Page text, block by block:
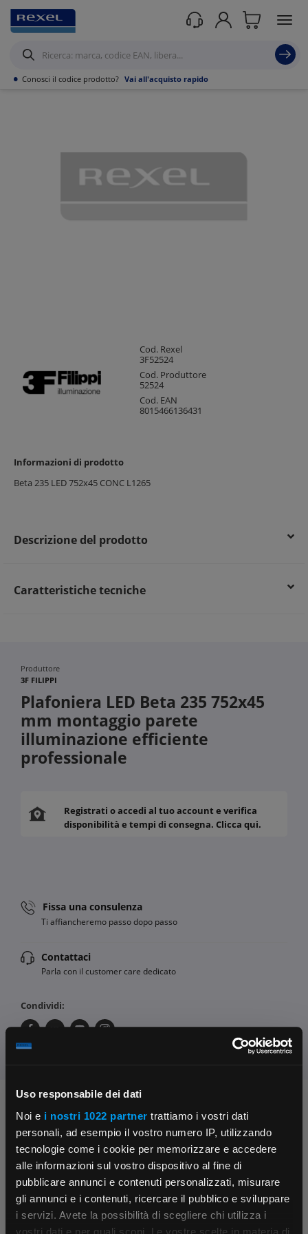
Uso responsabile dei dati
Noi e i nostri 1022 partner trattiamo i vostri dati
personali, ad esempio il vostro numero IP, utilizzando
tecnologie come i cookie per memorizzare e accedere
alle informazioni sul vostro dispositivo al fine di
pubblicare annunci e contenuti personalizzati, misurare
gli annunci e i contenuti, ricercare il pubblico e sviluppare
i servizi. Avete la possibilità di scegliere chi utilizza i
vostri dati e per quali scopi. Le vostre scelte in materia di
• Conosci il codice prodotto? Vai all'acquisto rapido
Prodotti /Illuminazione /Apparecchi stagni/
Cod. Rexel
3F52524
Cod. Produttore
52524
Cod. EAN
8015466136431
Informazioni di prodotto
Beta 235 LED 752x45 CONC L1265
Descrizione del prodotto
Caratteristiche tecniche
Produttore
3F FILIPPI
Plafoniera LED Beta 235 752x45
mm montaggio parete
illuminazione efficiente
professionale
Registrati o accedi al tuo account e verifica
disponibilità e tempi di consegna. Clicca qui.
Fissa una consulenza
Ti affiancheremo passo dopo passo
Contattaci
Parla con il customer care dedicato
Condividi:
Chiedi ai nostri tecnici
Contattaci Fissa una consulenza